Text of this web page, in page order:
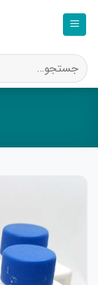
جستجو
برای: